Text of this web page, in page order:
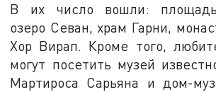
В их число вошли: площадь
озеро Севан, храм Гарни,
Хор Вирап. Кроме того,
могут посетить музей
Мартироса Сарьяна и дом-